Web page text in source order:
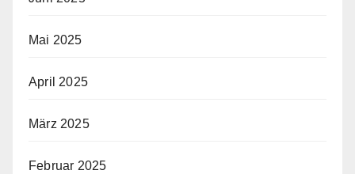
Mai 2025
April 2025
März 2025
Februar 2025